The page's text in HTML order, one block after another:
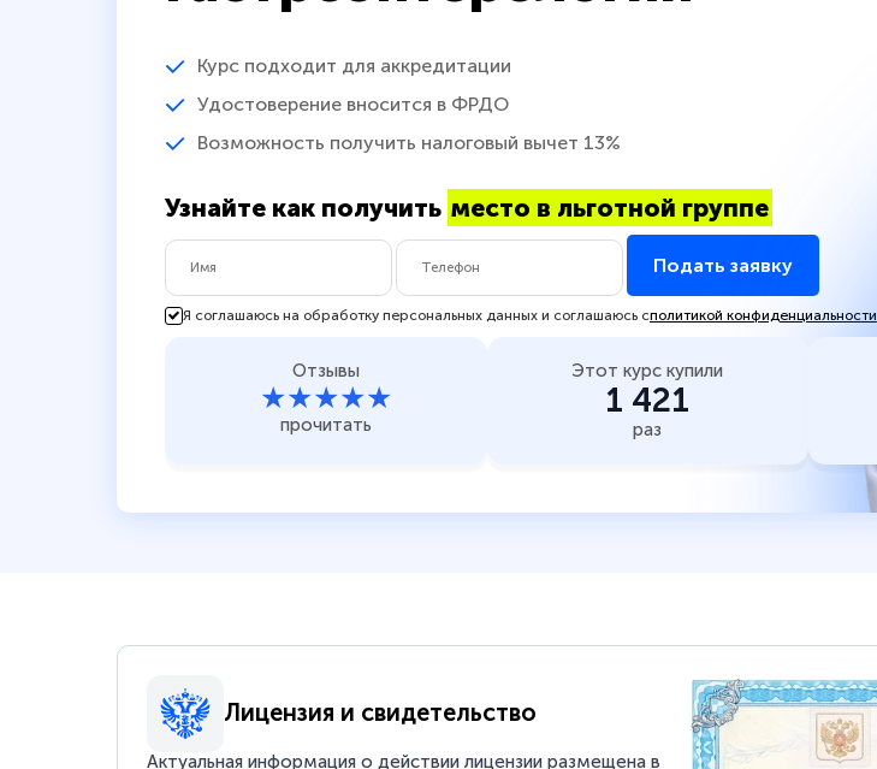
Курс подходит для аккредитации
Удостоверение вносится в ФРДО
Возможность получить налоговый вычет 13%
Узнайте как получить место в льготной группе
Подать заявку
Я соглашаюсь на обработку персональных данных и соглашаюсь сполитикой конфиденциальности
Отзывы
★★★★★
прочитать
Этот курс купили
1 421
раз
Лицензия и свидетельство
Актуальная информация о действии лицензии размещена в